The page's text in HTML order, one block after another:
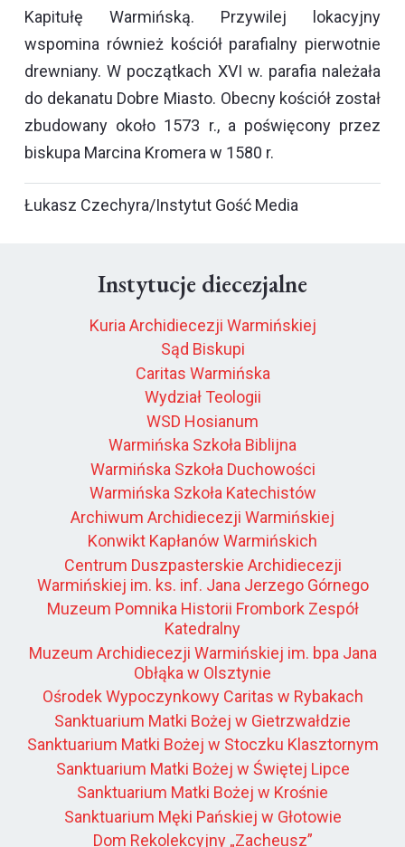
Kapitułę Warmińską. Przywilej lokacyjny
wspomina również kościół parafialny pierwotnie
drewniany. W początkach XVI w. parafia należała
do dekanatu Dobre Miasto. Obecny kościół został
zbudowany około 1573 r., a poświęcony przez
biskupa Marcina Kromera w 1580 r.
Łukasz Czechyra/Instytut Gość Media
Instytucje diecezjalne
Kuria Archidiecezji Warmińskiej
Sąd Biskupi
Caritas Warmińska
Wydział Teologii
WSD Hosianum
Warmińska Szkoła Biblijna
Warmińska Szkoła Duchowości
Warmińska Szkoła Katechistów
Archiwum Archidiecezji Warmińskiej
Konwikt Kapłanów Warmińskich
Centrum Duszpasterskie Archidiecezji
Warmińskiej im. ks. inf. Jana Jerzego Górnego
Muzeum Pomnika Historii Frombork Zespół
Katedralny
Muzeum Archidiecezji Warmińskiej im. bpa Jana
Obłąka w Olsztynie
Ośrodek Wypoczynkowy Caritas w Rybakach
Sanktuarium Matki Bożej w Gietrzwałdzie
Sanktuarium Matki Bożej w Stoczku Klasztornym
Sanktuarium Matki Bożej w Świętej Lipce
Sanktuarium Matki Bożej w Krośnie
Sanktuarium Męki Pańskiej w Głotowie
Dom Rekolekcyjny „Zacheusz”